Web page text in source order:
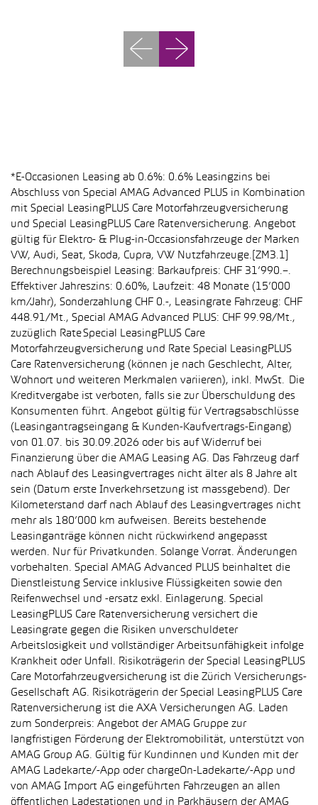
*E-Occasionen Leasing ab 0.6%: 0.6% Leasingzins bei
Abschluss von Special AMAG Advanced PLUS in Kombination
mit Special LeasingPLUS Care Motorfahrzeugversicherung
und Special LeasingPLUS Care Ratenversicherung. Angebot
gültig für Elektro- & Plug-in-Occasionsfahrzeuge der Marken
VW, Audi, Seat, Skoda, Cupra, VW Nutzfahrzeuge.[ZM3.1]
Berechnungsbeispiel Leasing: Barkaufpreis: CHF 31’990.–.
Effektiver Jahreszins: 0.60%, Laufzeit: 48 Monate (15’000
km/Jahr), Sonderzahlung CHF 0.-, Leasingrate Fahrzeug: CHF
448.91/Mt., Special AMAG Advanced PLUS: CHF 99.98/Mt.,
zuzüglich Rate Special LeasingPLUS Care
Motorfahrzeugversicherung und Rate Special LeasingPLUS
Care Ratenversicherung (können je nach Geschlecht, Alter,
Wohnort und weiteren Merkmalen variieren), inkl. MwSt. Die
Kreditvergabe ist verboten, falls sie zur Überschuldung des
Konsumenten führt. Angebot gültig für Vertragsabschlüsse
(Leasingantragseingang & Kunden-Kaufvertrags-Eingang)
von 01.07. bis 30.09.2026 oder bis auf Widerruf bei
Finanzierung über die AMAG Leasing AG. Das Fahrzeug darf
nach Ablauf des Leasingvertrages nicht älter als 8 Jahre alt
sein (Datum erste Inverkehrsetzung ist massgebend). Der
Kilometerstand darf nach Ablauf des Leasingvertrages nicht
mehr als 180’000 km aufweisen. Bereits bestehende
Leasinganträge können nicht rückwirkend angepasst
werden. Nur für Privatkunden. Solange Vorrat. Änderungen
vorbehalten. Special AMAG Advanced PLUS beinhaltet die
Dienstleistung Service inklusive Flüssigkeiten sowie den
Reifenwechsel und -ersatz exkl. Einlagerung. Special
LeasingPLUS Care Ratenversicherung versichert die
Leasingrate gegen die Risiken unverschuldeter
Arbeitslosigkeit und vollständiger Arbeitsunfähigkeit infolge
Krankheit oder Unfall. Risikoträgerin der Special LeasingPLUS
Care Motorfahrzeugversicherung ist die Zürich Versicherungs-
Gesellschaft AG. Risikoträgerin der Special LeasingPLUS Care
Ratenversicherung ist die AXA Versicherungen AG. Laden
zum Sonderpreis: Angebot der AMAG Gruppe zur
langfristigen Förderung der Elektromobilität, unterstützt von
AMAG Group AG. Gültig für Kundinnen und Kunden mit der
AMAG Ladekarte/-App oder chargeOn-Ladekarte/-App und
von AMAG Import AG eingeführten Fahrzeugen an allen
öffentlichen Ladestationen und in Parkhäusern der AMAG